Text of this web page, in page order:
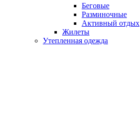
Беговые
Разминочные
Активный отдых
Жилеты
Утепленная одежда